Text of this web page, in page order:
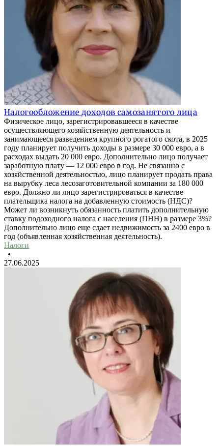
Налогообложение доходов самозанятого лица
Физическое лицо, зарегистрировавшееся в качестве
осуществляющего хозяйственную деятельность и
занимающееся разведением крупного рогатого скота, в 2025
году планирует получить доходы в размере 30 000 евро, а в
расходах выдать 20 000 евро. Дополнительно лицо получает
заработную плату — 12 000 евро в год. Не связанно с
хозяйственной деятельностью, лицо планирует продать права
на вырубку леса лесозаготовительной компании за 180 000
евро. Должно ли лицо зарегистрироваться в качестве
плательщика налога на добавленную стоимость (НДС)?
Может ли возникнуть обязанность платить дополнительную
ставку подоходного налога с населения (ПНН) в размере 3%?
Дополнительно лицо еще сдает недвижимость за 2400 евро в
год (объявленная хозяйственная деятельность).
Налоги
•
27.06.2025